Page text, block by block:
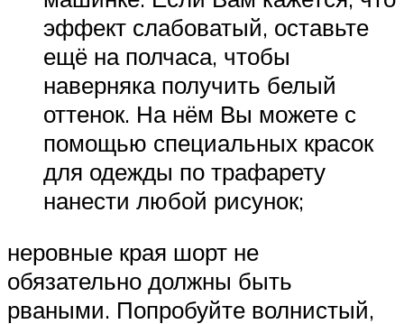
эффект слабоватый, оставьте
ещё на полчаса, чтобы
наверняка получить белый
оттенок. На нём Вы можете с
помощью специальных красок
для одежды по трафарету
нанести любой рисунок;
неровные края шорт не
обязательно должны быть
рваными. Попробуйте волнистый,